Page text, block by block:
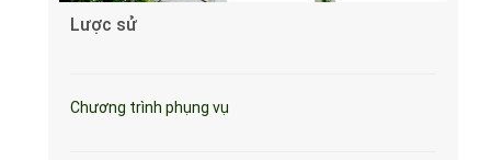
Lược sử
Chương trình phụng vụ